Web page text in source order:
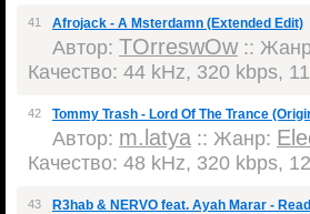
41 Afrojack - A Msterdamn (Extended Edit)
Автор: TOrreswOw::
Качество: 44 kHz, 320 kbps,
42 Tommy Trash - Lord Of The Trance
Автор: m.latya :: Жанр:
Качество: 48 kHz, 320 kbps,
43 R3hab & NERVO feat. Ayah Marar -